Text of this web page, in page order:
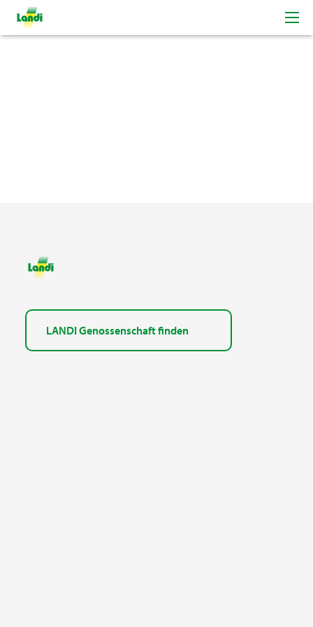
LANDI Genossenschaft finden